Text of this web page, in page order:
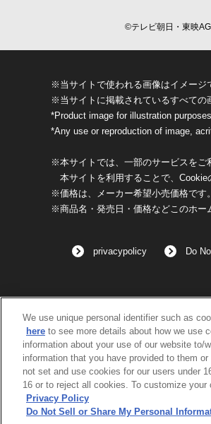
©テレビ朝日・東映
※当サイトで使われる画像はイメージ
※当サイトに掲載されているすべての
*Product image for illustration
*Any use or reproduction of image,
※本サイトでは、一部のサービスをご
本サイトを利用することで、Cookie
※価格は、メーカー希望小売価格です。
※商品名・発売日・価格などこのホー
privacypolicy Do
We use unique personal identifier such as
here to see more details about how we use
information about your use of our website
information that you have provided to them
not set and use cookies for our users under
16 or to reject all cookies. To customize
Privacy Policy
Do Not Sell or Share My Personal